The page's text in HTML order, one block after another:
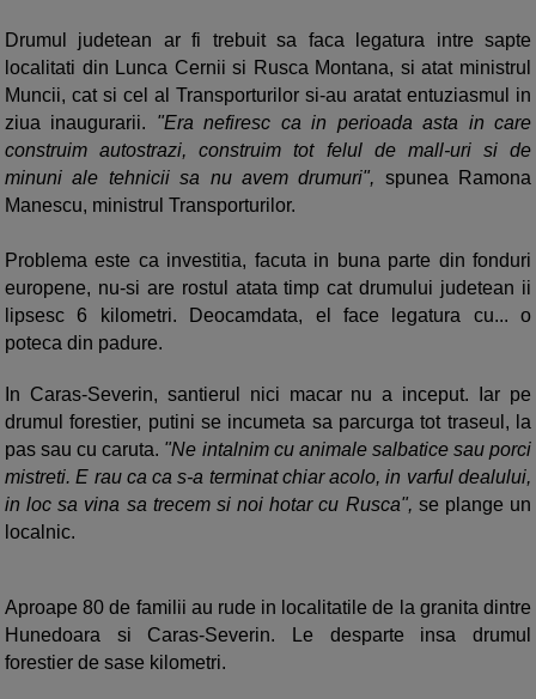
Drumul judetean ar fi trebuit sa faca legatura intre sapte
localitati din Lunca Cernii si Rusca Montana, si atat ministrul
Muncii, cat si cel al Transporturilor si-au aratat entuziasmul in
ziua inaugurarii. "Era nefiresc ca in perioada asta in care
construim autostrazi, construim tot felul de mall-uri si de
minuni ale tehnicii sa nu avem drumuri", spunea Ramona
Manescu, ministrul Transporturilor.
Problema este ca investitia, facuta in buna parte din fonduri
europene, nu-si are rostul atata timp cat drumului judetean ii
lipsesc 6 kilometri. Deocamdata, el face legatura cu... o
poteca din padure.
In Caras-Severin, santierul nici macar nu a inceput. Iar pe
drumul forestier, putini se incumeta sa parcurga tot traseul, la
pas sau cu caruta. "Ne intalnim cu animale salbatice sau porci
mistreti. E rau ca ca s-a terminat chiar acolo, in varful dealului,
in loc sa vina sa trecem si noi hotar cu Rusca", se plange un
localnic.
Aproape 80 de familii au rude in localitatile de la granita dintre
Hunedoara si Caras-Severin. Le desparte insa drumul
forestier de sase kilometri.